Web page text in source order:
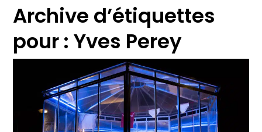
Archive d’étiquettes
pour :Yves Perey